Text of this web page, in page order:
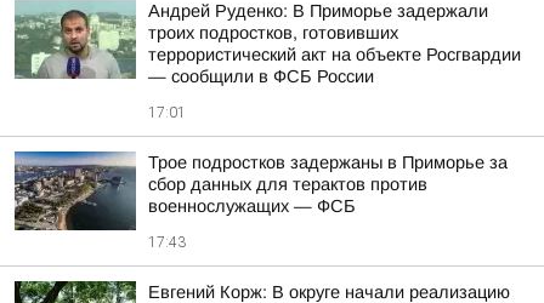
Андрей Руденко: В Приморье задержали
троих подростков, готовивших
террористический акт на объекте Росгвардии
— сообщили в ФСБ России
17:01
Трое подростков задержаны в Приморье за
сбор данных для терактов против
военнослужащих — ФСБ
17:43
Евгений Корж: В округе начали реализацию